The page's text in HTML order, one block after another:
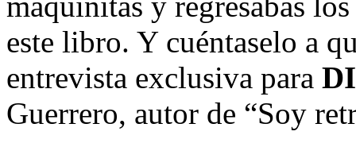
este libro. Y cuéntaselo a
entrevista exclusiva para
Guerrero, autor de “Soy